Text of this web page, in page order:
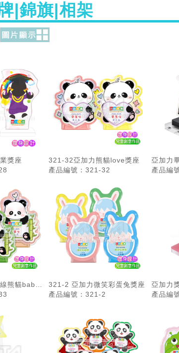
|錦旗|相架
獎座
321-32亞加力熊貓love獎座
產品編號：321-32
亞加力
產品編
熊貓baby
321-2 亞加力微笑彩蛋兔獎座
產品編號：321-2
亞加力
產品編